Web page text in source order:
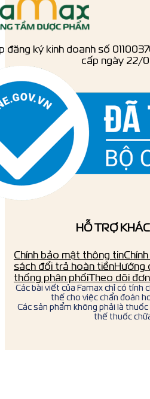
đăng ký kinh doanh số
cấp ngày 22/
HỖ TRỢ
Chính bảo mật thông tin
sách đổi trả hoàn tiềnHướng
thống phân phốiTheo dõi
Các bài viết của Famax chỉ có tính
thế cho việc chẩn đoán
Các sản phẩm không phải là
thế thuốc